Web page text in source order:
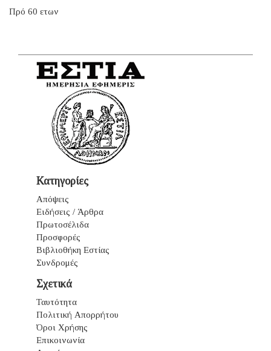
Πρό 60 ετων
Κατηγορίες
Απόψεις
Ειδήσεις / Άρθρα
Πρωτοσέλιδα
Προσφορές
Βιβλιοθήκη Εστίας
Συνδρομές
Σχετικά
Ταυτότητα
Πολιτική Απορρήτου
Όροι Χρήσης
Επικοινωνία